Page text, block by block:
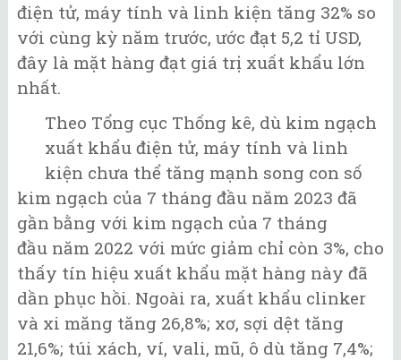
điện tử, máy tính và linh kiện tăng 32% so
với cùng kỳ năm trước, ước đạt 5,2 tỉ USD,
đây là mặt hàng đạt giá trị xuất khẩu lớn
nhất.
Theo Tổng cục Thống kê, dù kim ngạch
xuất khẩu điện tử, máy tính và linh
kiện chưa thể tăng mạnh song con số
kim ngạch của 7 tháng đầu năm 2023 đã
gần bằng với kim ngạch của 7 tháng
đầu năm 2022 với mức giảm chỉ còn 3%, cho
thấy tín hiệu xuất khẩu mặt hàng này đã
dần phục hồi. Ngoài ra, xuất khẩu clinker
và xi măng tăng 26,8%; xơ, sợi dệt tăng
21,6%; túi xách, ví, vali, mũ, ô dù tăng 7,4%;